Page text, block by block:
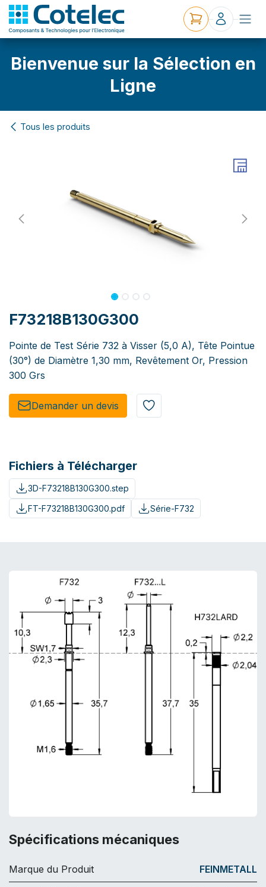
Bienvenue sur la Sélection en
Ligne
Tous les produits
F73218B130G300
Pointe de Test Série 732 à Visser (5,0 A), Tête Pointue
(30°) de Diamètre 1,30 mm, Revêtement Or, Pression
300 Grs
Demander un de​​vis​​
Fichiers à Télécharger
3D-F73218B130G300.step
FT-F73218B130G300.pdf
Série-F732
Spécifications mécaniques
Marque du Produit FEINMETALL